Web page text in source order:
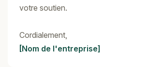
votre soutien.
Cordialement,
[Nom de l'entreprise]